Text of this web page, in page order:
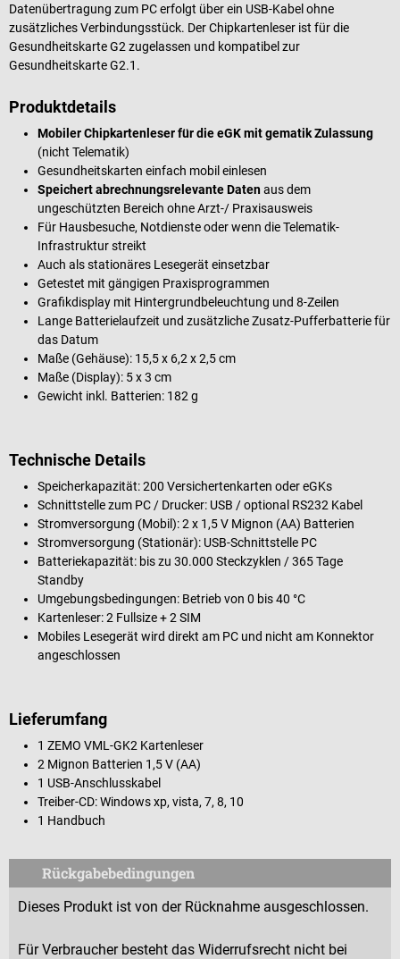
Datenübertragung zum PC erfolgt über ein USB-Kabel ohne
zusätzliches Verbindungsstück. Der Chipkartenleser ist für die
Gesundheitskarte G2 zugelassen und kompatibel zur
Gesundheitskarte G2.1.
Produktdetails
Mobiler Chipkartenleser für die eGK mit gematik Zulassung
(nicht Telematik)
Gesundheitskarten einfach mobil einlesen
Speichert abrechnungsrelevante Datenaus dem
ungeschützten Bereich ohne Arzt-/ Praxisausweis
Für Hausbesuche, Notdienste oder wenn die Telematik-
Infrastruktur streikt
Auch als stationäres Lesegerät einsetzbar
Getestet mit gängigen Praxisprogrammen
Grafikdisplay mit Hintergrundbeleuchtung und 8-Zeilen
Lange Batterielaufzeit und zusätzliche Zusatz-Pufferbatterie für
das Datum
Maße (Gehäuse): 15,5 x 6,2 x 2,5 cm
Maße (Display): 5 x 3 cm
Gewicht inkl. Batterien: 182 g
Technische Details
Speicherkapazität: 200 Versichertenkarten oder eGKs
Schnittstelle zum PC / Drucker: USB / optional RS232 Kabel
Stromversorgung (Mobil): 2 x 1,5 V Mignon (AA) Batterien
Stromversorgung (Stationär): USB-Schnittstelle PC
Batteriekapazität: bis zu 30.000 Steckzyklen / 365 Tage
Standby
Umgebungsbedingungen: Betrieb von 0 bis 40 °C
Kartenleser: 2 Fullsize + 2 SIM
Mobiles Lesegerät wird direkt am PC und nicht am Konnektor
angeschlossen
Lieferumfang
1 ZEMO VML-GK2 Kartenleser
2 Mignon Batterien 1,5 V (AA)
1 USB-Anschlusskabel
Treiber-CD: Windows xp, vista, 7, 8, 10
1 Handbuch
Rückgabebedingungen
Dieses Produkt ist von der Rücknahme ausgeschlossen.
Für Verbraucher besteht das Widerrufsrecht nicht bei